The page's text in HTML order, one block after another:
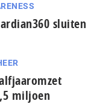
sluiten
miljoen